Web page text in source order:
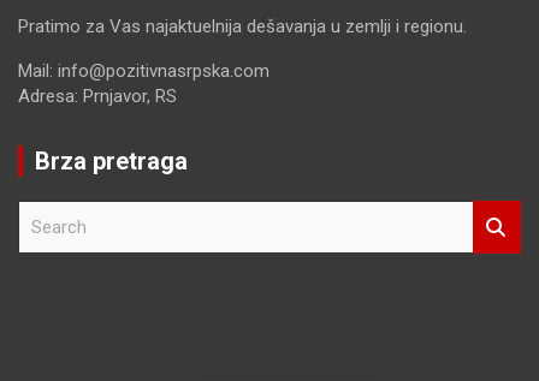
Pratimo za Vas najaktuelnija dešavanja u zemlji i regionu.
Mail: info@pozitivnasrpska.com
Adresa: Prnjavor, RS
Brza pretraga